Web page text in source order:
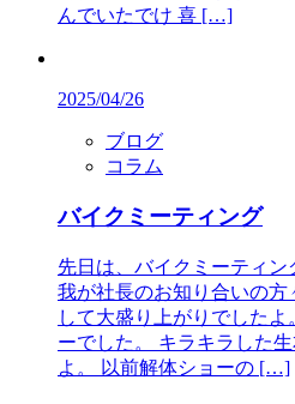
んでいたでけ 喜 […]
2025/04/26
ブログ
コラム
バイクミーティング
先日は、バイクミーティ
我が社長のお知り合いの
して大盛り上がりでした
ーでした。 キラキラした
よ。 以前解体ショーの […]